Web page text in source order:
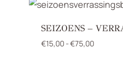
SEIZOENS –
€15,00-€75,00